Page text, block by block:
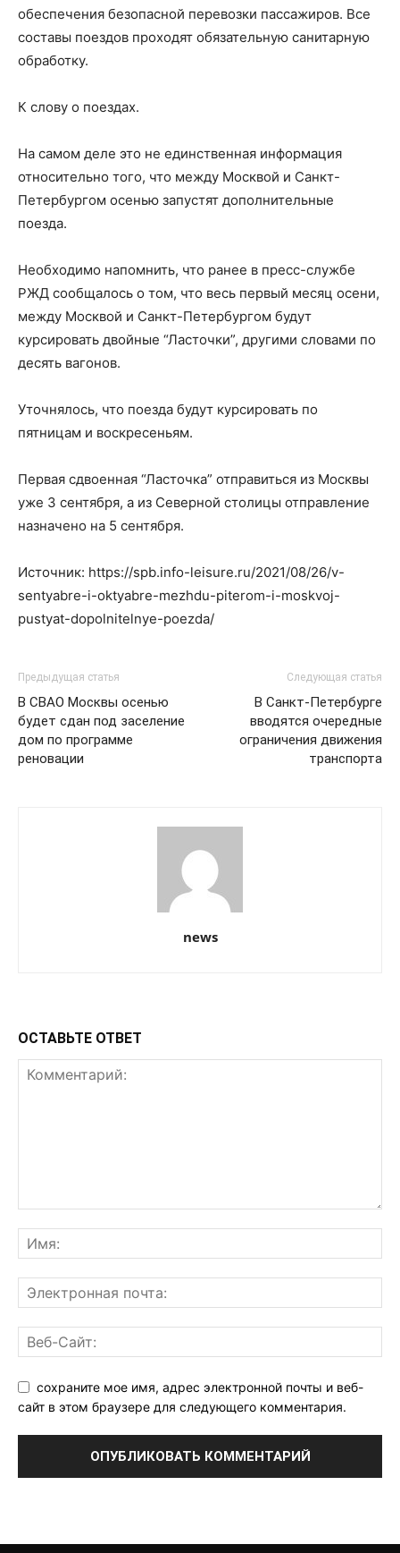
обеспечения безопасной перевозки пассажиров. Все
составы поездов проходят обязательную санитарную
обработку.
К слову о поездах.
На самом деле это не единственная информация
относительно того, что между Москвой и Санкт-
Петербургом осенью запустят дополнительные
поезда.
Необходимо напомнить, что ранее в пресс-службе
РЖД сообщалось о том, что весь первый месяц осени,
между Москвой и Санкт-Петербургом будут
курсировать двойные “Ласточки”, другими словами по
десять вагонов.
Уточнялось, что поезда будут курсировать по
пятницам и воскресеньям.
Первая сдвоенная “Ласточка” отправиться из Москвы
уже 3 сентября, а из Северной столицы отправление
назначено на 5 сентября.
Источник: https://spb.info-leisure.ru/2021/08/26/v-
sentyabre-i-oktyabre-mezhdu-piterom-i-moskvoj-
pustyat-dopolnitelnye-poezda/
Предыдущая статья
В СВАО Москвы осенью
будет сдан под заселение
дом по программе
реновации
Следующая статья
В Санкт-Петербурге
вводятся очередные
ограничения движения
транспорта
news
ОСТАВЬТЕ ОТВЕТ
сохраните мое имя, адрес электронной почты и веб-
сайт в этом браузере для следующего комментария.